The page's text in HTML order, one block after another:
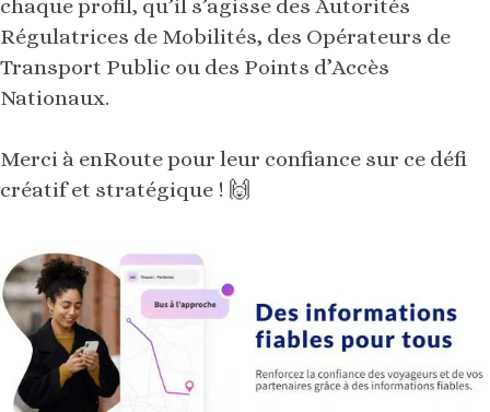
chaque profil, qu’il s’agisse des Autorités
Régulatrices de Mobilités, des Opérateurs de
Transport Public ou des Points d’Accès
Nationaux.
Merci à enRoute pour leur confiance sur ce défi
créatif et stratégique ! 🙌